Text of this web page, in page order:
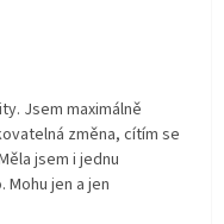
5 von 5 Sternen.
Jsem maximálně
změna, cítím se
jsem i jednu
jen a jen